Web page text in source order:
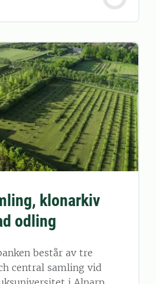
klonarkiv
odling
består av tre
central samling vid